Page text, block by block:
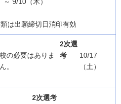
は出願締切日消印有効
の必要はありま
。
2次選
考
10/17
（土）
2次選考